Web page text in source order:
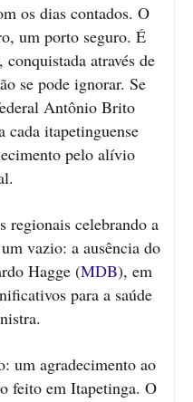
os dias contados. O
um porto seguro. É
através de
se pode ignorar. Se
Antônio Brito
cada itapetinguense
pelo alívio
regionais celebrando a
vazio: a ausência do
Hagge (MDB), em
para a saúde
um agradecimento ao
feito em Itapetinga. O